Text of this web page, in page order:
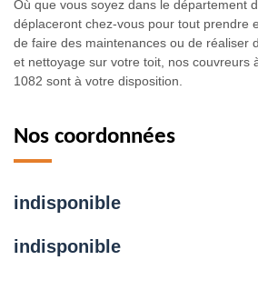
Où que vous soyez dans le département
déplaceront chez-vous pour tout prendre
de faire des maintenances ou de réaliser
et nettoyage sur votre toit, nos couvreurs
1082 sont à votre disposition.
Nos coordonnées
indisponible
indisponible